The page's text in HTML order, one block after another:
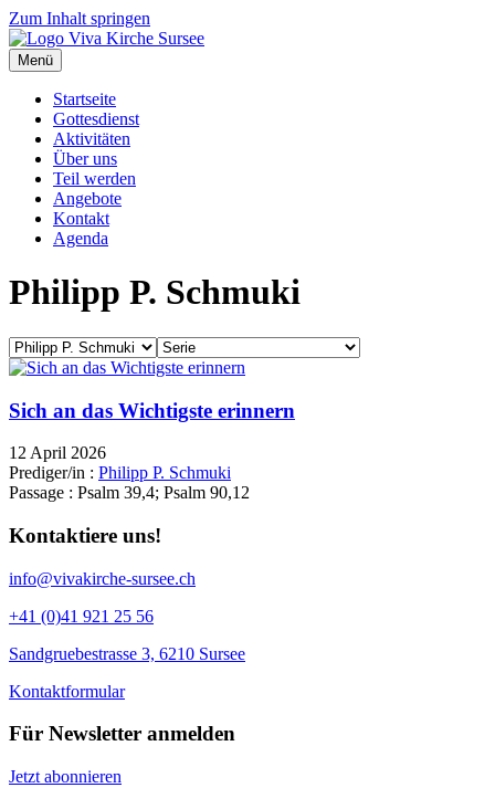
Zum Inhalt springen
Menü
Startseite
Gottesdienst
Aktivitäten
Über uns
Teil werden
Angebote
Kontakt
Agenda
Philipp P. Schmuki
Sich an das Wichtigste erinnern
12 April 2026
Prediger/in : Philipp P. Schmuki
Passage : Psalm 39,4; Psalm 90,12
Kontaktiere uns!
info@vivakirche-sursee.ch
+41 (0)41 921 25 56
Sandgruebestrasse 3, 6210 Sursee
Kontaktformular
Für Newsletter anmelden
Jetzt abonnieren